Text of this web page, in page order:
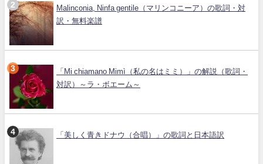
Malinconia, Ninfa gentile（マリンコニーア）の歌詞・対
訳・無料楽譜
「Mi chiamano Mimì（私の名はミミ）」の解説（歌詞・
対訳）～ラ・ボエーム～
「美しく青きドナウ（合唱）」の歌詞と日本語訳